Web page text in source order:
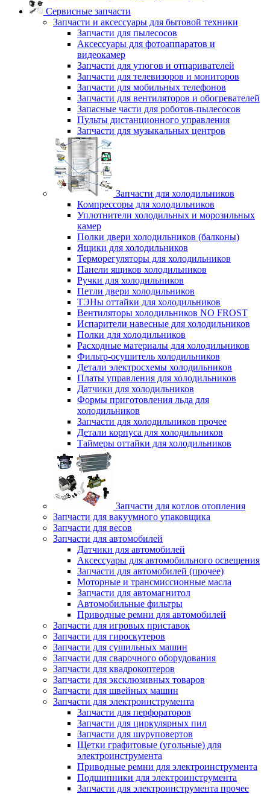
Сервисные запчасти
Запчасти и аксессуары для бытовой техники
Запчасти для пылесосов
Аксессуары для фотоаппаратов и
видеокамер
Запчасти для утюгов и отпаривателей
Запчасти для телевизоров и мониторов
Запчасти для мобильных телефонов
Запчасти для вентиляторов и обогревателей
Запасные части для роботов-пылесосов
Пульты дистанционного управления
Запчасти для музыкальных центров
Запчасти для холодильников
Компрессоры для холодильников
Уплотнители холодильных и морозильных
камер
Полки двери холодильников (балконы)
Ящики для холодильников
Терморегуляторы для холодильников
Панели ящиков холодильников
Ручки для холодильников
Петли двери холодильников
ТЭНы оттайки для холодильников
Вентиляторы холодильников NO FROST
Испарители навесные для холодильников
Полки для холодильников
Расходные материалы для холодильников
Фильтр-осушитель холодильников
Детали электросхемы холодильников
Платы управления для холодильников
Датчики для холодильников
Формы приготовления льда для
холодильников
Запчасти для холодильников прочее
Детали корпуса для холодильников
Таймеры оттайки для холодильников
Запчасти для котлов отопления
Запчасти для вакуумного упаковщика
Запчасти для весов
Запчасти для автомобилей
Датчики для автомобилей
Аксессуары для автомобильного освещения
Запчасти для автомобилей (прочее)
Моторные и трансмиссионные масла
Запчасти для автомагнитол
Автомобильные фильтры
Приводные ремни для автомобилей
Запчасти для игровых приставок
Запчасти для гироскутеров
Запчасти для сушильных машин
Запчасти для сварочного оборудования
Запчасти для квадрокоптеров
Запчасти для эксклюзивных товаров
Запчасти для швейных машин
Запчасти для электроинструмента
Запчасти для перфораторов
Запчасти для циркулярных пил
Запчасти для шуруповертов
Щетки графитовые (угольные) для
электроинструмента
Приводные ремни для электроинструмента
Подшипники для электроинструмента
Запчасти для электроинструмента прочее